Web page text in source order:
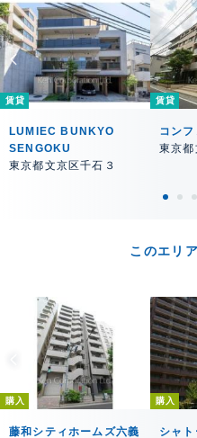
賃貸
LUMIEC BUNKYO
SENGOKU
東京都文京区千石３
賃貸
コン
東京都
このエリ
購入
藤和シティホームズ六義
購入
シャ